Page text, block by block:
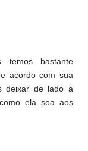
temos bastante
acordo com sua
deixar de lado a
ela soa aos